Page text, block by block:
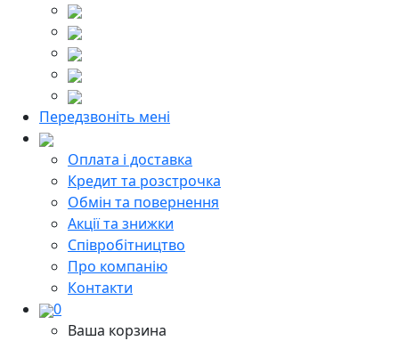
Передзвоніть мені
Оплата і доставка
Кредит та розстрочка
Обмін та повернення
Акції та знижки
Cпівробітництво
Про компанію
Контакти
0
Ваша корзина